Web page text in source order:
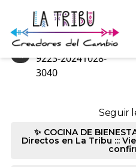
9557-
«
9223-20241028-
3040
Seguir
✨ COCINA DE
Directos en La Tribu :::